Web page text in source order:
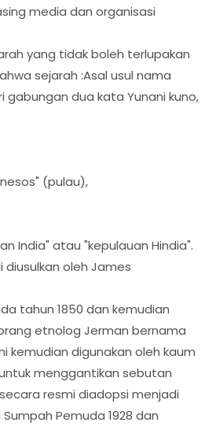
media dan organisasi
yang tidak boleh terlupakan
sejarah :Asal usul nama
gabungan dua kata Yunani kuno,
(pulau),
India" atau "kepulauan Hindia".
oleh James
tahun 1850 dan kemudian
etnolog Jerman bernama
kemudian digunakan oleh kaum
menggantikan sebutan
resmi diadopsi menjadi
Pemuda 1928 dan